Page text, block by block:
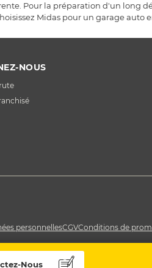
Pour la préparation d'un long
Midas pour un garage auto
NOUS
personnellesCGVConditions de
Nous